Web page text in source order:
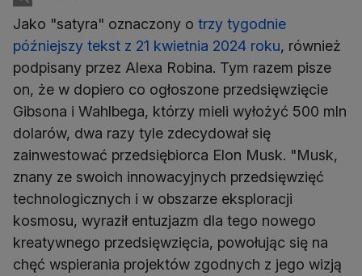
Jako "satyra" oznaczony o trzy tygodnie
późniejszy tekst z 21 kwietnia 2024 roku, również
podpisany przez Alexa Robina. Tym razem pisze
on, że w dopiero co ogłoszone przedsięwzięcie
Gibsona i Wahlbega, którzy mieli wyłożyć 500 mln
dolarów, dwa razy tyle zdecydował się
zainwestować przedsiębiorca Elon Musk. "Musk,
znany ze swoich innowacyjnych przedsięwzięć
technologicznych i w obszarze eksploracji
kosmosu, wyraził entuzjazm dla tego nowego
kreatywnego przedsięwzięcia, powołując się na
chęć wspierania projektów zgodnych z jego wizją